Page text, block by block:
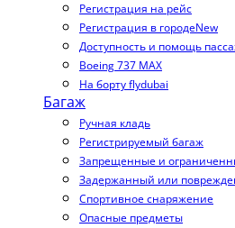
Регистрация на рейс
Регистрация в городеNew
Доступность и помощь
Boeing 737 MAX
На борту flydubai
Багаж
Ручная кладь
Регистрируемый багаж
Запрещенные и
Задержанный или
Спортивное снаряжение
Опасные предметы